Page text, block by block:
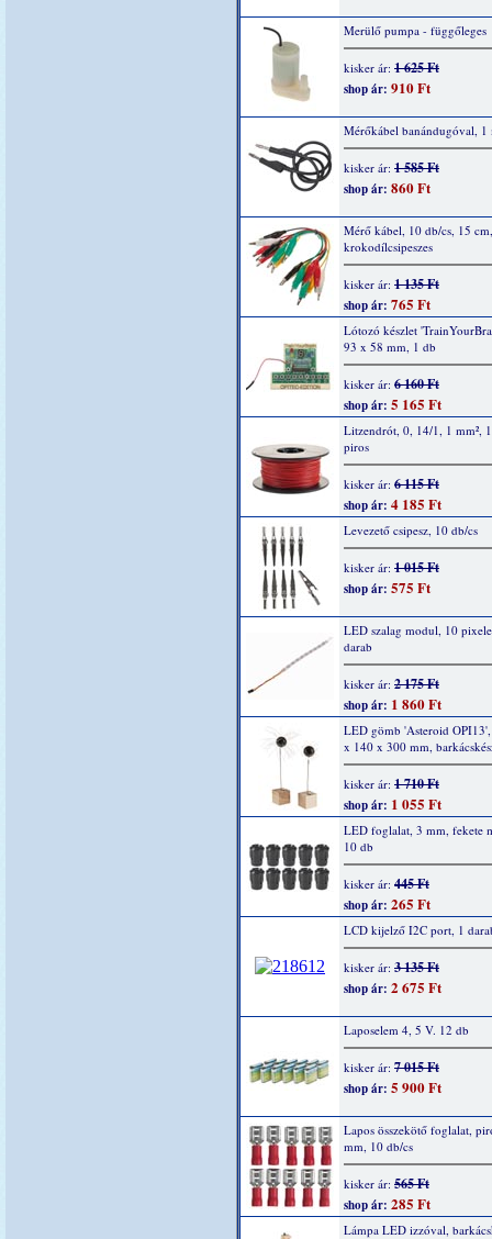
Merülő pumpa - függőleges
kisker ár: 1 625 Ft
shop ár: 910 Ft
Mérőkábel banándugóval, 1
kisker ár: 1 585 Ft
shop ár: 860 Ft
Mérő kábel, 10 db/cs, 15 cm,
krokodílcsipeszes
kisker ár: 1 135 Ft
shop ár: 765 Ft
Lótozó készlet
93 x 58 mm, 1 db
kisker ár: 6 160 Ft
shop ár: 5 165 Ft
Litzendrót, 0, 14/1, 1 mm²,
piros
kisker ár: 6 115 Ft
shop ár: 4 185 Ft
Levezető csipesz, 10 db/cs
kisker ár: 1 015 Ft
shop ár: 575 Ft
LED szalag modul, 10
darab
kisker ár: 2 175 Ft
shop ár: 1 860 Ft
LED gömb 'Asteroid
x 140 x 300 mm,
kisker ár: 1 710 Ft
shop ár: 1 055 Ft
LED foglalat, 3 mm, fekete
10 db
kisker ár: 445 Ft
shop ár: 265 Ft
LCD kijelző I2C port, 1
kisker ár: 3 135 Ft
shop ár: 2 675 Ft
Laposelem 4, 5 V. 12 db
kisker ár: 7 015 Ft
shop ár: 5 900 Ft
Lapos összekötő foglalat,
mm, 10 db/cs
kisker ár: 565 Ft
shop ár: 285 Ft
Lámpa LED izzóval,